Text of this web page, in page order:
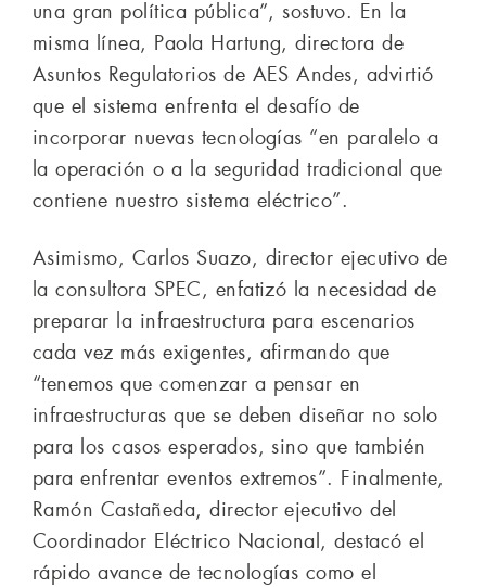
una gran política pública”, sostuvo. En la
misma línea, Paola Hartung, directora de
Asuntos Regulatorios de AES Andes, advirtió
que el sistema enfrenta el desafío de
incorporar nuevas tecnologías “en paralelo a
la operación o a la seguridad tradicional que
contiene nuestro sistema eléctrico”.
Asimismo, Carlos Suazo, director ejecutivo de
la consultora SPEC, enfatizó la necesidad de
preparar la infraestructura para escenarios
cada vez más exigentes, afirmando que
“tenemos que comenzar a pensar en
infraestructuras que se deben diseñar no solo
para los casos esperados, sino que también
para enfrentar eventos extremos”. Finalmente,
Ramón Castañeda, director ejecutivo del
Coordinador Eléctrico Nacional, destacó el
rápido avance de tecnologías como el